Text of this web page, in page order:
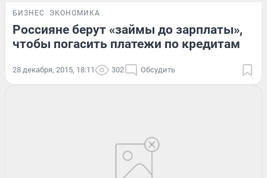
БИЗНЕС ЭКОНОМИКА
Россияне берут «займы до зарплаты»,
чтобы погасить платежи по кредитам
28 декабря, 2015, 18:11 302 Обсудить